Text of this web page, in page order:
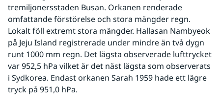
tremiljonersstaden Busan. Orkanen renderade
omfattande förstörelse och stora mängder regn.
Lokalt föll extremt stora mängder. Hallasan Nambyeok
på Jeju Island registrerade under mindre än två dygn
runt 1000 mm regn. Det lägsta observerade lufttrycket
var 952,5 hPa vilket är det näst lägsta som observerats
i Sydkorea. Endast orkanen Sarah 1959 hade ett lägre
tryck på 951,0 hPa.